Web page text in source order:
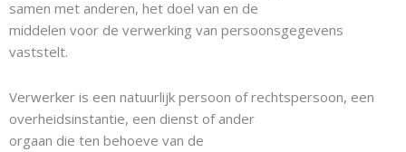
samen met anderen, het doel van en de
middelen voor de verwerking van persoonsgegevens
vaststelt.
Verwerker is een natuurlijk persoon of rechtspersoon, een
overheidsinstantie, een dienst of ander
orgaan die ten behoeve van de